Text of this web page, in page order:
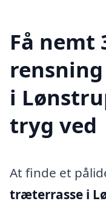
Få nemt
i
tryg ved
At finde et
træterrasse i